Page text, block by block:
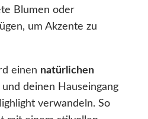
Blumen oder
um Akzente zu
einen natürlichen
deinen Hauseingang
verwandeln. So